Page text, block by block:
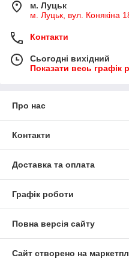
м. Луцьк
м. Луцьк, вул. Конякіна
Контакти
Сьогодні вихідний
Показати весь графік
Про нас
Контакти
Доставка та оплата
Графік роботи
Повна версія сайту
Сайт створено на